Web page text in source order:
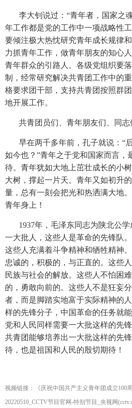
李大钊说过：“青年者，国家之
年工作都是党的工作中一项战略性
要倾注极大热忱研究青年成长规律
力抓青年工作，做青年朋友的知心
青年群众的引路人。各级党组织要
制，经常研究解决共青团工作中的
格要求团干部，支持共青团按照群
地开展工作。
共青团员们、青年朋友们、同志
早在两千多年前，孔子就说：“
如今也？”青年之于党和国家而言，
待。青年犹如大地上茁壮成长的小
大树，撑起一片天。青年又如初升
量，总有一刻会把光和热洒满大地
青年身上！
1937年，毛泽东同志为陕北公
一大批人，这些人是革命的先锋队
这些人充满着斗争精神和牺牲精神
忠诚的，积极的，与正直的。这些
民族与社会的解放。这些人不怕困
的，勇敢向前的。这些人不是狂妄
者，而是脚踏实地富于实际精神的
样的先锋分子，中国革命的任务就
党和人民同样需要一大批这样的先
共青团能够培养出一大批这样的先
待，也是祖国和人民的殷切期待！
视频链接：
《庆祝中国共产主义青年团成立100
20220510_CCTV节目官网-特别节目_央视网